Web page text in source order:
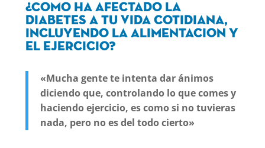
¿Como ha afectado la
diabetes a tu vida cotidiana,
incluyendo la alimentacion y
el ejercicio?
«Mucha gente te intenta dar ánimos
diciendo que, controlando lo que comes y
haciendo ejercicio, es como si no tuvieras
nada, pero no es del todo cierto»